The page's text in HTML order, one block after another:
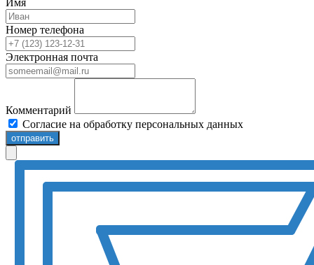
Номер телефона
Электронная почта
Комментарий
Согласие на обработку персональных данных
отправить